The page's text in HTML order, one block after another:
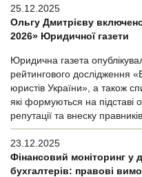
25.12.2025
Ольгу Дмитрієву
2026» Юридичної газети
Юридична газета
рейтингового дослідження
юристів України», а також
які формуються на підставі
репутації та внеску
23.12.2025
Фінансовий моніторинг у
бухгалтерів: правові